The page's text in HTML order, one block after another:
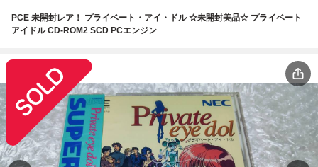
PCE 未開封レア！ プライベート・アイ・ドル ☆未開封美品☆ プライベート
アイドル CD-ROM2 SCD PCエンジン